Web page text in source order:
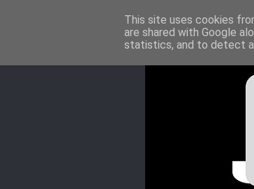
This site uses cookies
are shared with Google
statistics, and to detect